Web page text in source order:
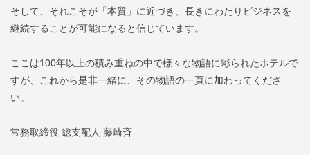
そして、それこそが「本質」に近づき、長きにわたりビジネスを
継続することが可能になると信じています。
ここは100年以上の積み重ねの中で様々な物語に彩られたホテルで
すが、これから是非一緒に、その物語の一頁に加わってくださ
い。
常務取締役 総支配人 藤崎斉